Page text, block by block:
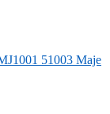
51003 Maje